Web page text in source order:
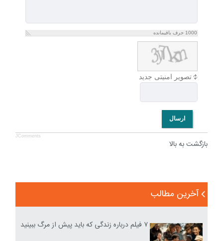
1000 حرف باقیمانده
تصویر امنیتی جدید
ارسال
JComments
بازگشت به بالا
آخرین مطالب
۷ فیلم درباره زندگی که باید پیش از مرگ ببینید